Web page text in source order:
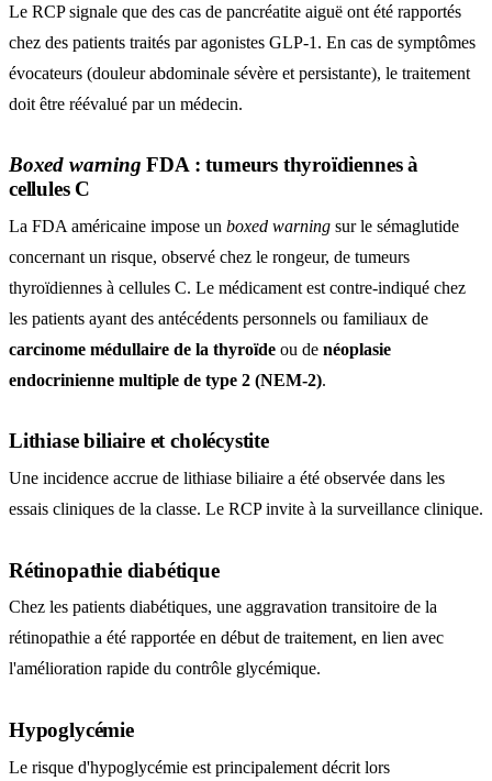
Le RCP signale que des cas de pancréatite aiguë ont été rapportés
chez des patients traités par agonistes GLP-1. En cas de symptômes
évocateurs (douleur abdominale sévère et persistante), le traitement
doit être réévalué par un médecin.
Boxed warning FDA : tumeurs thyroïdiennes à
cellules C
La FDA américaine impose un boxed warning sur le sémaglutide
concernant un risque, observé chez le rongeur, de tumeurs
thyroïdiennes à cellules C. Le médicament est contre-indiqué chez
les patients ayant des antécédents personnels ou familiaux de
carcinome médullaire de la thyroïde ou de néoplasie
endocrinienne multiple de type 2 (NEM-2).
Lithiase biliaire et cholécystite
Une incidence accrue de lithiase biliaire a été observée dans les
essais cliniques de la classe. Le RCP invite à la surveillance clinique.
Rétinopathie diabétique
Chez les patients diabétiques, une aggravation transitoire de la
rétinopathie a été rapportée en début de traitement, en lien avec
l'amélioration rapide du contrôle glycémique.
Hypoglycémie
Le risque d'hypoglycémie est principalement décrit lors